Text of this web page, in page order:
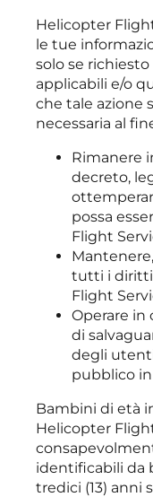
Helicopter
le tue
solo se
applicabili e/o
che tale azione
necessaria al
Rimanere
decreto,
possa
Flight
tutti i diritti
Flight
Operare in
di
degli
pubblico
Bambini di età
Helicopter
identificabili da
tredici (13) anni